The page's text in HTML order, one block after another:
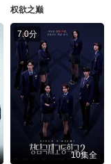
权欲之巅
7.0分
10集全